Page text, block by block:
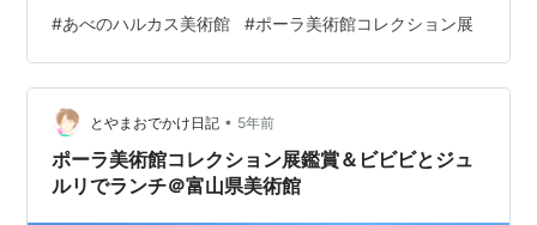
帽子の少女」。 個人的にはルノアールの作品に惹かれた
なぁ。入館は大人1,500円、観に行って損のない展覧会
だ。 で、観終わって美術館を出ると激しい雷雨が待って
いた。
#あべのハルカス美術館 #ポーラ美術館コレクション展
とやまおでかけ日記 • 5年前
ポーラ美術館コレクション展鑑賞＆ビビビとジュ
ルリでランチ＠富山県美術館